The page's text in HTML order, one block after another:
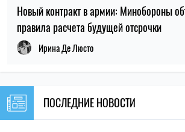
Новый контракт в армии: Минобороны
правила расчета будущей отсрочки
Ирина Де Люсто
ПОСЛЕДНИЕ НОВОСТИ